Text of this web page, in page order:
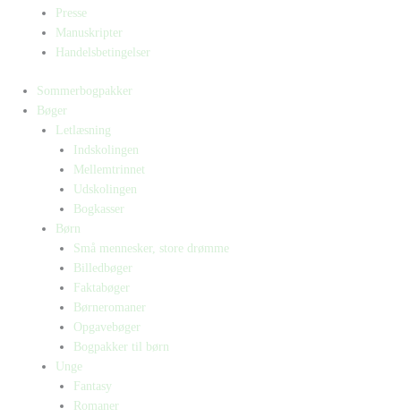
Presse
Manuskripter
Handelsbetingelser
Sommerbogpakker
Bøger
Letlæsning
Indskolingen
Mellemtrinnet
Udskolingen
Bogkasser
Børn
Små mennesker, store drømme
Billedbøger
Faktabøger
Børneromaner
Opgavebøger
Bogpakker til børn
Unge
Fantasy
Romaner